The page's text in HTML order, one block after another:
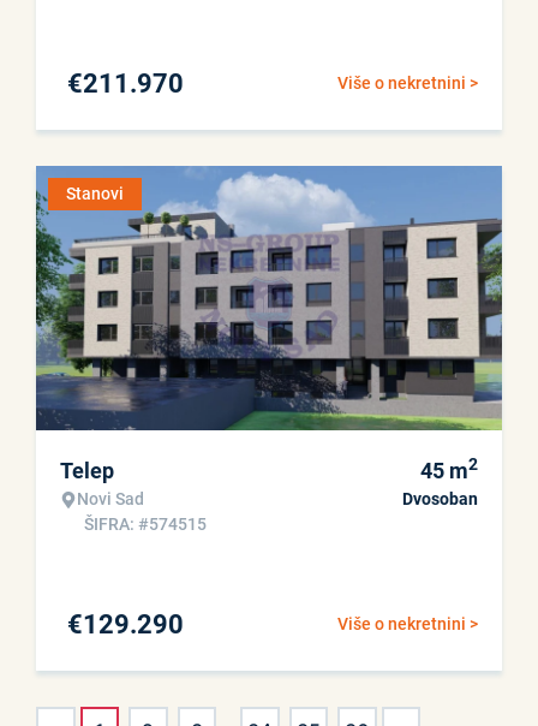
Više o nekretnini >
€211.970
Stanovi
Telep
Novi Sad
ŠIFRA: #574515
45 m2
Dvosoban
Više o nekretnini >
€129.290